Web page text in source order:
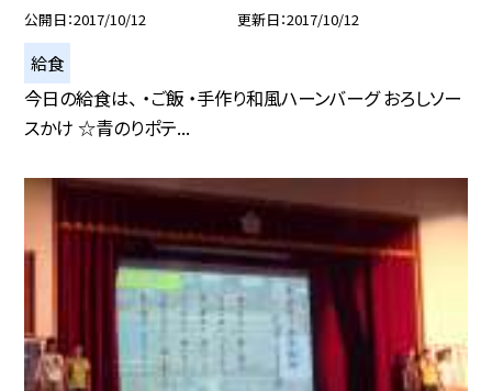
公開日 2017/10/12 更新日 2017/10/12
給食
今日の給食は、 ・ご飯 ・手作り和風ハーンバーグ おろしソー
スかけ ☆青のりポテ...